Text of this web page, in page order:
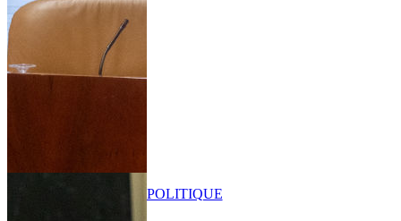
POLITIQUE